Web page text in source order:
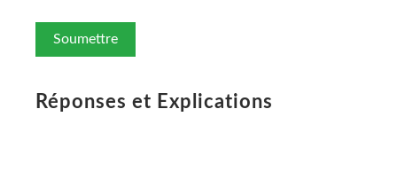
Soumettre
Réponses et Explications